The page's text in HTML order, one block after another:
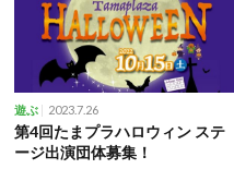
遊ぶ 2023.7.26
第4回たまプラハロウィン ステ
ージ出演団体募集！